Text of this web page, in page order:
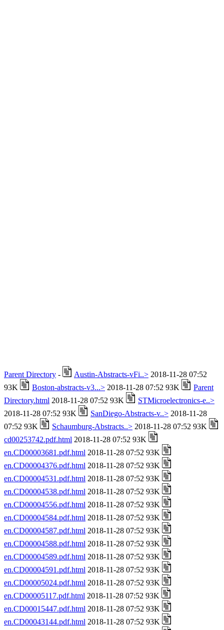
Parent Directory - Austin-Abstracts-vFi..> 2018-11-28 07:52
93K
Boston-abstracts-v3...> 2018-11-28 07:52 93K
Parent
Directory.html 2018-11-28 07:52 93K
STMicroelectronics-e..>
2018-11-28 07:52 93K
SanDiego-Abstracts-v..> 2018-11-28
07:52 93K
Schaumburg-Abstracts..> 2018-11-28 07:52 93K
cd00253742.pdf.html 2018-11-28 07:52 93K
en.CD00003681.pdf.html 2018-11-28 07:52 93K
en.CD00004376.pdf.html 2018-11-28 07:52 93K
en.CD00004531.pdf.html 2018-11-28 07:52 93K
en.CD00004538.pdf.html 2018-11-28 07:52 93K
en.CD00004556.pdf.html 2018-11-28 07:52 93K
en.CD00004584.pdf.html 2018-11-28 07:52 93K
en.CD00004587.pdf.html 2018-11-28 07:52 93K
en.CD00004588.pdf.html 2018-11-28 07:52 93K
en.CD00004589.pdf.html 2018-11-28 07:52 93K
en.CD00004591.pdf.html 2018-11-28 07:52 93K
en.CD00005024.pdf.html 2018-11-28 07:52 93K
en.CD00005117.pdf.html 2018-11-28 07:52 93K
en.CD00015447.pdf.html 2018-11-28 07:52 93K
en.CD00043144.pdf.html 2018-11-28 07:52 93K